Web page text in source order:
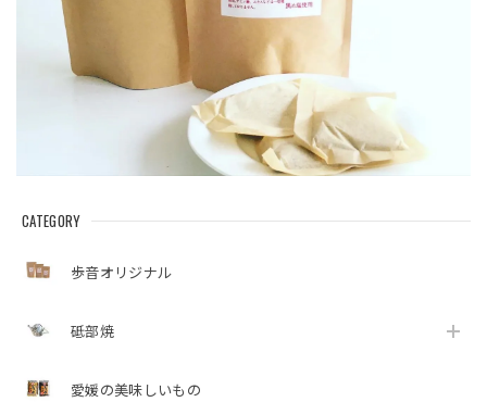
CATEGORY
歩音オリジナル
砥部焼
愛媛の美味しいもの